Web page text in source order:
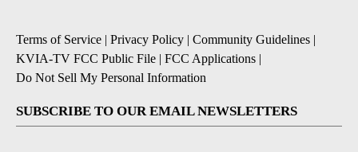
Terms of Service | Privacy Policy | Community Guidelines |
KVIA-TV FCC Public File | FCC Applications |
Do Not Sell My Personal Information
SUBSCRIBE TO OUR EMAIL NEWSLETTERS